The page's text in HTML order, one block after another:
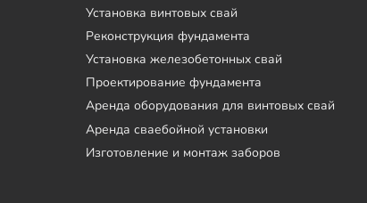
Установка винтовых свай
Реконструкция фундамента
Установка железобетонных свай
Проектирование фундамента
Аренда оборудования для винтовых свай
Аренда сваебойной установки
Изготовление и монтаж заборов